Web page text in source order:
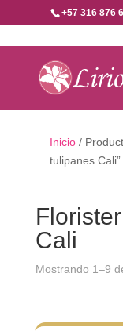
+57 316 876
Inicio/
tulipanes Cali”
Cali
Mostrando 1–9